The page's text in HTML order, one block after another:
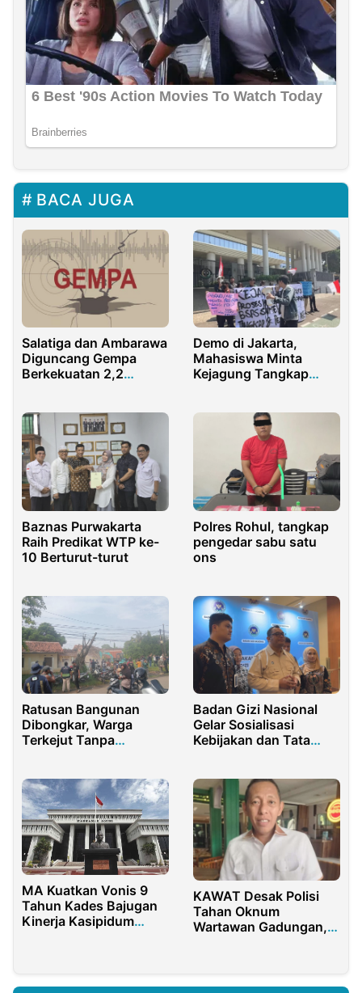
BACA JUGA
Salatiga dan Ambarawa
Diguncang Gempa
Berkekuatan 2,2
Demo di Jakarta,
Mahasiswa Minta
Kejagung Tangkap
Sumenep
Baznas Purwakarta
Raih Predikat WTP ke-
10 Berturut-turut
Polres Rohul, tangkap
pengedar sabu satu
ons
Ratusan Bangunan
Dibongkar, Warga
Terkejut Tanpa
Badan Gizi Nasional
Gelar Sosialisasi
Kebijakan dan Tata
Yogyakarta
MA Kuatkan Vonis 9
Tahun Kades Bajugan
Kinerja Kasipidum
KAWAT Desak Polisi
Tahan Oknum
Wartawan Gadungan,